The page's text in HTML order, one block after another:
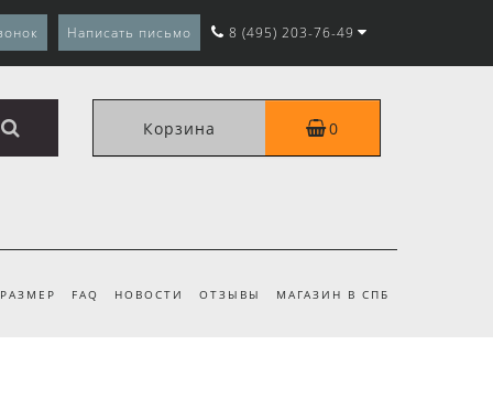
Написать письмо 8 (495) 203-76-49
Корзина 0
FAQ НОВОСТИ ОТЗЫВЫ МАГАЗИН В СПБ